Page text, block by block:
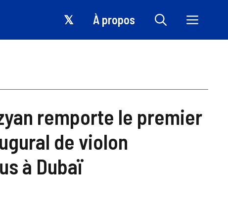
𝕏 À propos
remporte le premier
de violon
à Dubaï